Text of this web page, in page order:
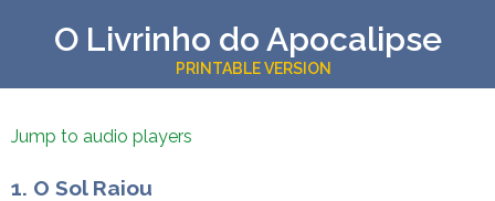
O Livrinho do Apocalipse
PRINTABLE VERSION
Jump to audio players
1. O Sol Raiou